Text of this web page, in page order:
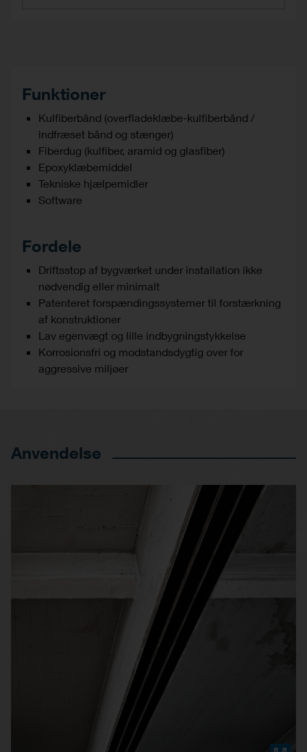
Funktioner
Kulfiberbånd (overfladeklæbe-kulfiberbånd /
indfræset bånd og stænger)
Fiberdug (kulfiber, aramid og glasfiber)
Epoxyklæbemiddel
Tekniske hjælpemidler
Software
Fordele
Driftsstop af bygværket under installation ikke
nødvendig eller minimalt
Patenteret forspændingssystemer til forstærkning
af konstruktioner
Lav egenvægt og lille indbygningstykkelse
Korrosionsfri og modstandsdygtig over for
aggressive miljøer
Anvendelse